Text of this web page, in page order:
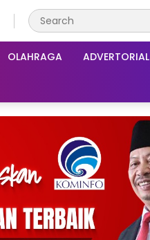
OLAHRAGA ADVERTORIAL